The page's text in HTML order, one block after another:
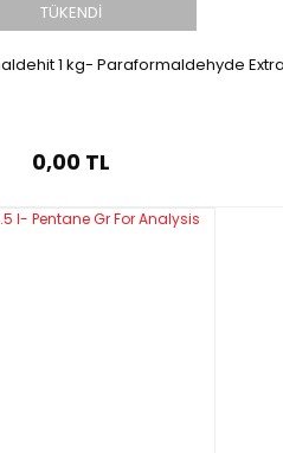
TÜKENDİ
1 kg- Paraformaldehyde
0,00 TL